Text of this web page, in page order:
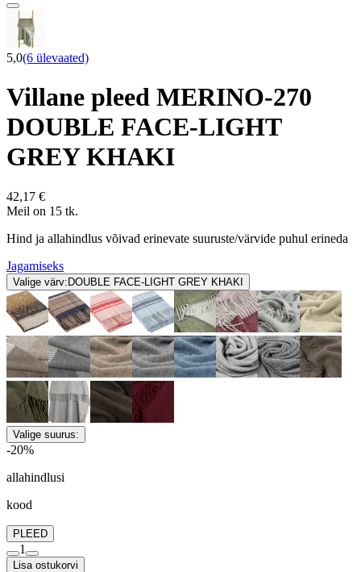
5,0(6 ülevaated)
Villane pleed MERINO-270
DOUBLE FACE-LIGHT
GREY KHAKI
42,17 €
Meil on 15 tk.
Hind ja allahindlus võivad erinevate suuruste/värvide puhul erineda
Jagamiseks
Valige värv: DOUBLE FACE-LIGHT GREY KHAKI
Valige suurus:
-20%
allahindlusi
kood
PLEED
1
Lisa ostukorvi